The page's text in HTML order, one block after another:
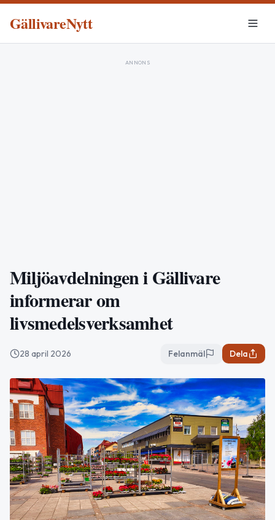
GällivareNytt
ANNONS
Miljöavdelningen i Gällivare
informerar om
livsmedelsverksamhet
28 april 2026 Felanmäl Dela